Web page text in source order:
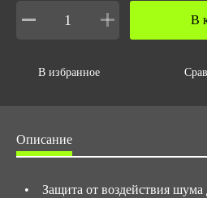
В
В избранное
Описание
• Защита от воздействия шума